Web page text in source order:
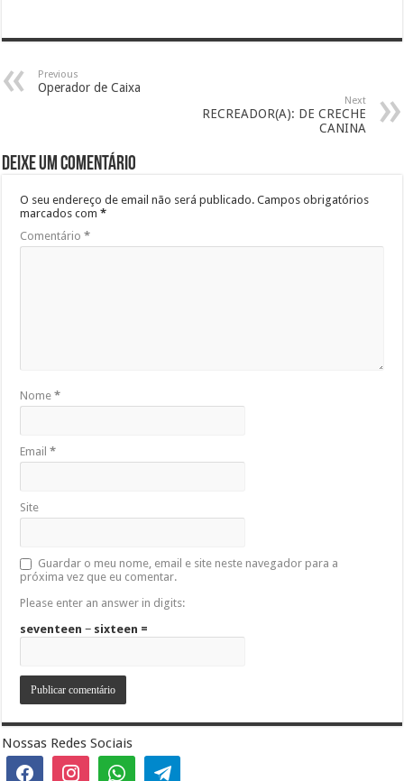
Previous
Operador de Caixa
Next
RECREADOR(A): DE CRECHE
CANINA
Deixe um comentário
O seu endereço de email não será publicado. Campos obrigatórios
marcados com*
Comentário*
Nome*
Email*
Site
Guardar o meu nome, email e site neste navegador para a
próxima vez que eu comentar.
Please enter an answer in digits:
seventeen − sixteen =
Nossas Redes Sociais